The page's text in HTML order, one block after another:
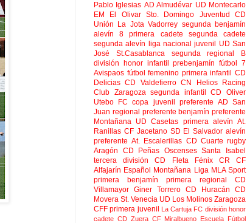
Pablo Iglesias AD Almudévar UD Montecarlo
EM El Olivar Sto. Domingo Juventud
CD
Unión La Jota Vadorrey segunda benjamín
alevín 8
primera cadete
segunda cadete
segunda alevín
liga nacional juvenil
UD San
José
St.Casablanca
segunda regional B
división honor infantil
prebenjamín fútbol 7
Avispaos fútbol femenino primera infantil
CD
Delicias CD Valdefierro CN Helios
Racing
Club Zaragoza segunda infantil
CD Oliver
Utebo FC copa juvenil preferente AD San
Juan regional preferente benjamín preferente
Montañana UD Casetas primera alevín At.
Ranillas CF Jacetano SD El Salvador alevín
preferente At. Escalerillas CD Cuarte rugby
Aragón
CD Peñas Oscenses Santa Isabel
tercera división
CD Fleta Fénix CR
CF
Alfajarín Español Montañana Liga MLA Sport
primera benjamín
primera regional
CD
Villamayor Giner Torrero CD Huracán
CD
Movera St. Venecia UD Los Molinos Zaragoza
CFF primera juvenil La Cartuja FC división honor
cadete CD Zuera CF Miralbueno Escuela Fútbol